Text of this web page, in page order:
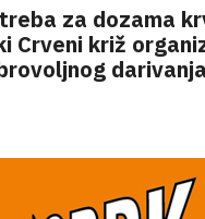
za dozama
Crveni križ
darivanja